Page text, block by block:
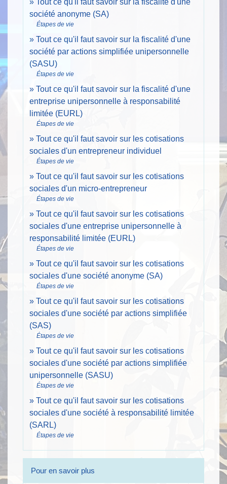
Tout ce qu'il faut savoir sur la fiscalité d'une
société anonyme (SA)
Étapes de vie
Tout ce qu'il faut savoir sur la fiscalité d'une
société par actions simplifiée unipersonnelle
(SASU)
Étapes de vie
Tout ce qu'il faut savoir sur la fiscalité d'une
entreprise unipersonnelle à responsabilité
limitée (EURL)
Étapes de vie
Tout ce qu'il faut savoir sur les cotisations
sociales d'un entrepreneur individuel
Étapes de vie
Tout ce qu'il faut savoir sur les cotisations
sociales d'un micro-entrepreneur
Étapes de vie
Tout ce qu'il faut savoir sur les cotisations
sociales d'une entreprise unipersonnelle à
responsabilité limitée (EURL)
Étapes de vie
Tout ce qu'il faut savoir sur les cotisations
sociales d'une société anonyme (SA)
Étapes de vie
Tout ce qu'il faut savoir sur les cotisations
sociales d'une société par actions simplifiée
(SAS)
Étapes de vie
Tout ce qu'il faut savoir sur les cotisations
sociales d'une société par actions simplifiée
unipersonnelle (SASU)
Étapes de vie
Tout ce qu'il faut savoir sur les cotisations
sociales d'une société à responsabilité limitée
(SARL)
Étapes de vie
Pour en savoir plus